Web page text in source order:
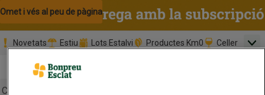
Omet i vés al contingut
Omet i vés a la cerca
Omet i vés al peu de pàgina
Novetats Estiu Lots Estalvi Productes Km0 Celler
Promoció clients nous